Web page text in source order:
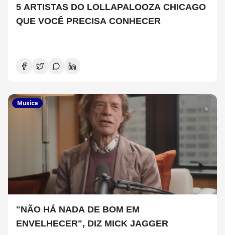
5 ARTISTAS DO LOLLAPALOOZA CHICAGO
QUE VOCÊ PRECISA CONHECER
Musica
"NÃO HÁ NADA DE BOM EM
ENVELHECER", DIZ MICK JAGGER